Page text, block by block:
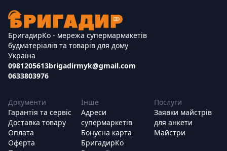
БригадирКо - мережа супермармакетів
будматеріалів та товарів для дому
Україна
0981205613
0633803976
brigadirmyk@gmail.com
Документи
Гарантія та сервіс
Доставка товару
Оплата
Оферта
Інше
Адреси
супермаркетів
Бонусна карта
БригадирКо
Послуги
Заявки майстрів
для анкети
Майстри